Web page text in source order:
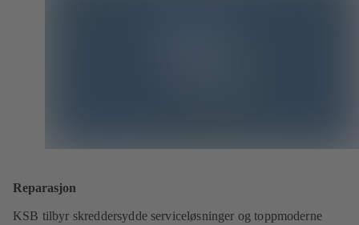
Reparasjon
KSB tilbyr skreddersydde serviceløsninger og toppmoderne